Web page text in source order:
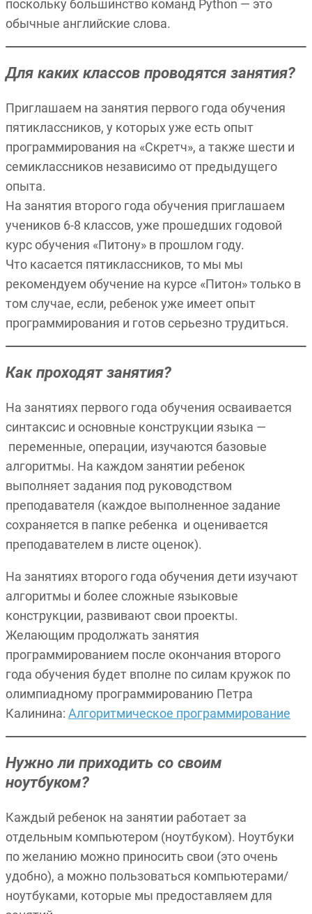
поскольку большинство команд Python — это
обычные английские слова.
Для каких классов проводятся занятия?
Приглашаем на занятия первого года обучения
пятиклассников, у которых уже есть опыт
программирования на «Скретч», а также шести и
семиклассников независимо от предыдущего
опыта.
На занятия второго года обучения приглашаем
учеников 6-8 классов, уже прошедших годовой
курс обучения «Питону» в прошлом году.
Что касается пятиклассников, то мы мы
рекомендуем обучение на курсе «Питон» только в
том случае, если, ребенок уже имеет опыт
программирования и готов серьезно трудиться.
Как проходят занятия?
На занятиях первого года обучения осваивается
синтаксис и основные конструкции языка —
переменные, операции, изучаются базовые
алгоритмы. На каждом занятии ребенок
выполняет задания под руководством
преподавателя (каждое выполненное задание
сохраняется в папке ребенка и оценивается
преподавателем в листе оценок).
На занятиях второго года обучения дети изучают
алгоритмы и более сложные языковые
конструкции, развивают свои проекты.
Желающим продолжать занятия
программированием после окончания второго
года обучения будет вполне по силам кружок по
олимпиадному программированию Петра
Калинина: Алгоритмическое программирование
Нужно ли приходить со своим
ноутбуком?
Каждый ребенок на занятии работает за
отдельным компьютером (ноутбуком). Ноутбуки
по желанию можно приносить свои (это очень
удобно), а можно пользоваться компьютерами/
ноутбуками, которые мы предоставляем для